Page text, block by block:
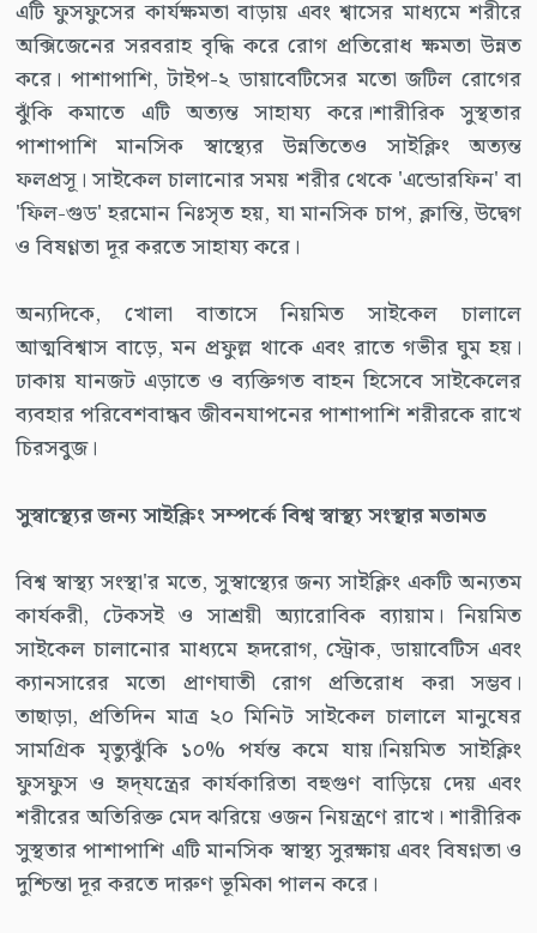
এটি ফুসফুসের কার্যক্ষমতা বাড়ায় এবং শ্বাসের মাধ্যমে শরীরে
অক্সিজেনের সরবরাহ বৃদ্ধি করে রোগ প্রতিরোধ ক্ষমতা উন্নত
করে। পাশাপাশি, টাইপ-২ ডায়াবেটিসের মতো জটিল রোগের
ঝুঁকি কমাতে এটি অত্যন্ত সাহায্য করে।শারীরিক সুস্থতার
পাশাপাশি মানসিক স্বাস্থ্যের উন্নতিতেও সাইক্লিং অত্যন্ত
ফলপ্রসূ। সাইকেল চালানোর সময় শরীর থেকে 'এন্ডোরফিন' বা
'ফিল-গুড' হরমোন নিঃসৃত হয়, যা মানসিক চাপ, ক্লান্তি, উদ্বেগ
ও বিষণ্ণতা দূর করতে সাহায্য করে।
অন্যদিকে, খোলা বাতাসে নিয়মিত সাইকেল চালালে
আত্মবিশ্বাস বাড়ে, মন প্রফুল্ল থাকে এবং রাতে গভীর ঘুম হয়।
ঢাকায় যানজট এড়াতে ও ব্যক্তিগত বাহন হিসেবে সাইকেলের
ব্যবহার পরিবেশবান্ধব জীবনযাপনের পাশাপাশি শরীরকে রাখে
চিরসবুজ।
সুস্বাস্থ্যের জন্য সাইক্লিং সম্পর্কে বিশ্ব স্বাস্থ্য সংস্থার মতামত
বিশ্ব স্বাস্থ্য সংস্থা'র মতে, সুস্বাস্থ্যের জন্য সাইক্লিং একটি অন্যতম
কার্যকরী, টেকসই ও সাশ্রয়ী অ্যারোবিক ব্যায়াম। নিয়মিত
সাইকেল চালানোর মাধ্যমে হৃদরোগ, স্ট্রোক, ডায়াবেটিস এবং
ক্যানসারের মতো প্রাণঘাতী রোগ প্রতিরোধ করা সম্ভব।
তাছাড়া, প্রতিদিন মাত্র ২০ মিনিট সাইকেল চালালে মানুষের
সামগ্রিক মৃত্যুঝুঁকি ১০% পর্যন্ত কমে যায়।নিয়মিত সাইক্লিং
ফুসফুস ও হৃদ্‌যন্ত্রের কার্যকারিতা বহুগুণ বাড়িয়ে দেয় এবং
শরীরের অতিরিক্ত মেদ ঝরিয়ে ওজন নিয়ন্ত্রণে রাখে। শারীরিক
সুস্থতার পাশাপাশি এটি মানসিক স্বাস্থ্য সুরক্ষায় এবং বিষণ্নতা ও
দুশ্চিন্তা দূর করতে দারুণ ভূমিকা পালন করে।